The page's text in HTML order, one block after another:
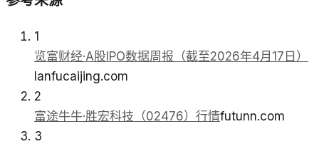
1
览富财经·A股IPO数据周报（截至2026年4月17日）
lanfucaijing.com
2
富途牛牛·胜宏科技（02476）行情futunn.com
3